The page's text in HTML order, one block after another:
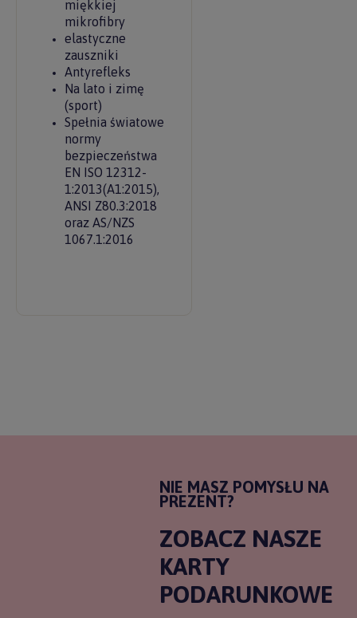
miękkiej
mikrofibry
elastyczne
zauszniki
Antyrefleks
Na lato i zimę
(sport)
Spełnia światowe
normy
bezpieczeństwa
EN ISO 12312-
1:2013(A1:2015),
ANSI Z80.3:2018
oraz AS/NZS
1067.1:2016
NIE MASZ POMYSŁU NA
PREZENT?
ZOBACZ NASZE
KARTY
PODARUNKOWE